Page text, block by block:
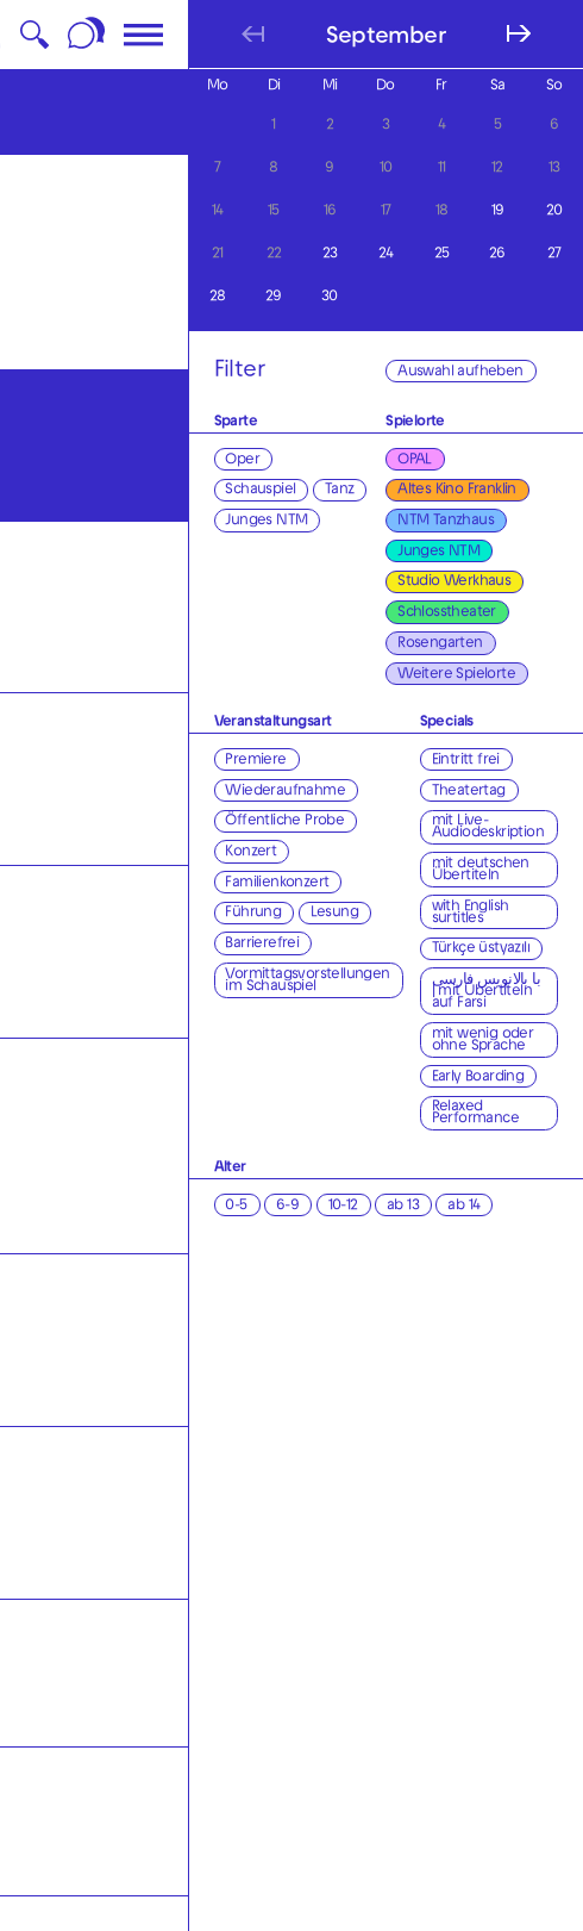
Zum Footer springenSeptember
Mo Di Mi Do Fr Sa So
1 2 3 4 5 6
7 8 9 10 11 12 13
14 15 16 17 18 19 20
21 22 23 24 25 26 27
28 29 30
Filter Auswahl aufheben
Sparte
Oper
Schauspiel Tanz
Junges NTM
Spielorte
OPAL
Altes Kino Franklin
NTM Tanzhaus
Junges NTM
Studio Werkhaus
Schlosstheater
Rosengarten
Weitere Spielorte
Veranstaltungsart
Premiere
Wiederaufnahme
Öffentliche Probe
Konzert
Familienkonzert
Führung Lesung
Barrierefrei
Vormittagsvorstellungen
im Schauspiel
Specials
Eintritt frei
Theatertag
mit Live-
Audiodeskription
mit deutschen
Übertiteln
with English
surtitles
Türkçe üstyazılı
با بالانویس فارسی
| mit Übertiteln
auf Farsi
mit wenig oder
ohne Sprache
Early Boarding
Relaxed
Performance
Alter
0-5 6-9 10-12 ab 13 ab 14